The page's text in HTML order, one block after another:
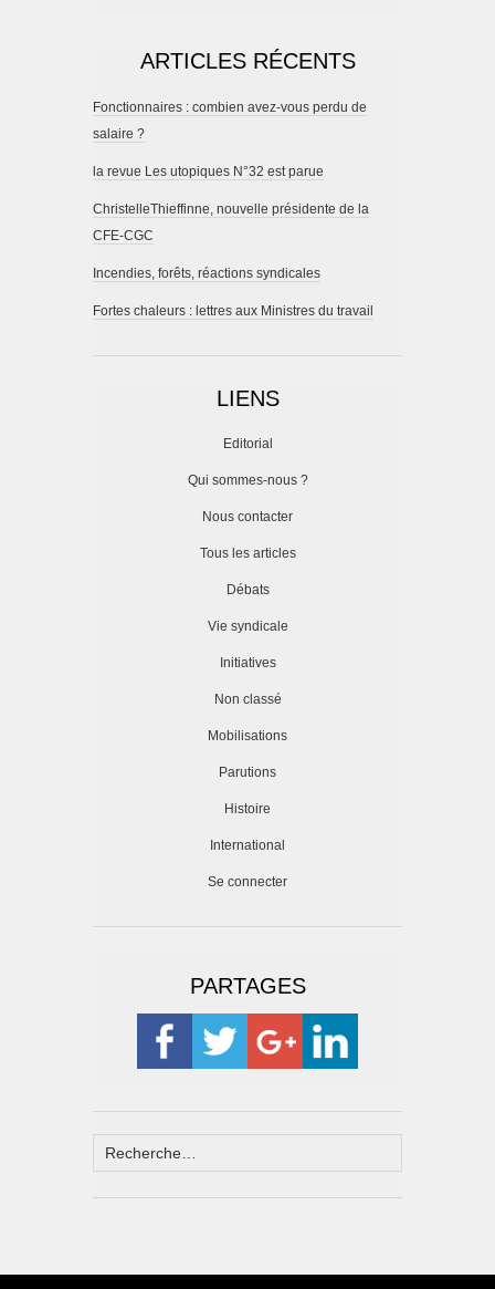
ARTICLES RÉCENTS
Fonctionnaires : combien avez-vous perdu de
salaire ?
la revue Les utopiques N°32 est parue
ChristelleThieffinne, nouvelle présidente de la
CFE-CGC
Incendies, forêts, réactions syndicales
Fortes chaleurs : lettres aux Ministres du travail
LIENS
Editorial
Qui sommes-nous ?
Nous contacter
Tous les articles
Débats
Vie syndicale
Initiatives
Non classé
Mobilisations
Parutions
Histoire
International
Se connecter
PARTAGES